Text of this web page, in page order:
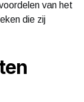
van het
die zij